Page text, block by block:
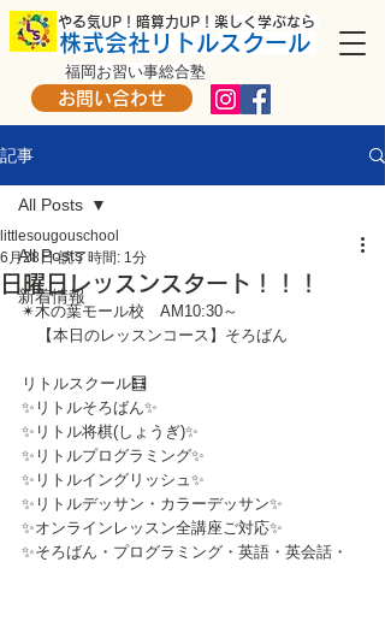
​ やる気UP！暗算力UP！楽しく学ぶなら
株式会社リトルスクール
お問い合わせ
福岡お習い事総合塾
記事
All Posts
新着情報
All Posts
日曜日レッスンスタート！！！
littlesougouschool
6月28日 読了時間: 1分
✴木の葉モール校　AM10:30～
【本日のレッスンコース】そろばん
リトルスクール🧮
✨リトルそろばん✨
✨リトル将棋(しょうぎ)✨
✨リトルプログラミング✨
✨リトルイングリッシュ✨
✨リトルデッサン・カラーデッサン✨
✨オンラインレッスン全講座ご対応✨
✨そろばん・プログラミング・英語・英会話・